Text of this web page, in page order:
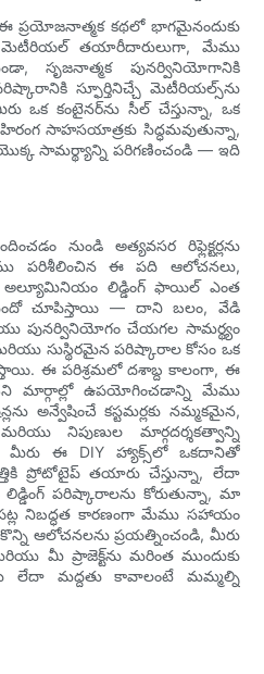
ఈ ప్రయోజనాత్మక కథలో భాగమైనందుకు
మెటీరియల్ తయారీదారులుగా, మేము
సృజనాత్మక పునర్వినియోగానికి
స్ఫూర్తినిచ్చే మెటీరియల్స్‌ను
ఒక కంటైనర్‌ను సీల్ చేస్తున్నా, ఒక
సాహసయాత్రకు సిద్ధమవుతున్నా,
సామర్థ్యాన్ని పరిగణించండి — ఇది
నుండి అత్యవసర రిఫ్లెక్టర్లను
పరిశీలించిన ఈ పది ఆలోచనలు,
అల్యూమినియం లిడ్డింగ్ ఫాయిల్ ఎంత
చూపిస్తాయి — దాని బలం, వేడి
పునర్వినియోగం చేయగల సామర్థ్యం
సుస్థిరమైన పరిష్కారాల కోసం ఒక
ఈ పరిశ్రమలో దశాబ్ద కాలంగా, ఈ
మార్గాల్లో ఉపయోగించడాన్ని మేము
అన్వేషించే కస్టమర్లకు నమ్మకమైన,
నిపుణుల మార్గదర్శకత్వాన్ని
మీరు ఈ DIY హ్యాక్స్‌లో ఒకదానితో
ప్రోటోటైప్ తయారు చేస్తున్నా, లేదా
పరిష్కారాలను కోరుతున్నా, మా
నిబద్ధత కారణంగా మేము సహాయం
ఆలోచనలను ప్రయత్నించండి, మీరు
మీ ప్రాజెక్ట్‌ను మరింత ముందుకు
లేదా మద్దతు కావాలంటే మమ్మల్ని